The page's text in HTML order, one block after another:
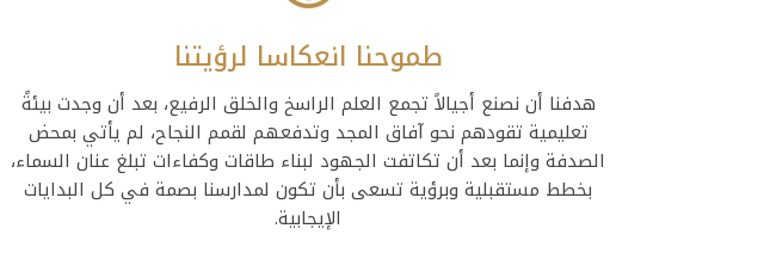
طموحنا انعكاسا لرؤيتنا
هدفنا أن نصنع أجيالاً تجمع العلم الراسخ والخلق الرفيع، بعد أن وجدت بيئةً
تعليمية تقودهم نحو آفاق المجد وتدفعهم لقمم النجاح، لم يأتي بمحض
الصدفة وإنما بعد أن تكاتفت الجهود لبناء طاقات وكفاءات تبلغ عنان السماء،
بخطط مستقبلية وبرؤية تسعى بأن تكون لمدارسنا بصمة في كل البدايات
الإيجابية.